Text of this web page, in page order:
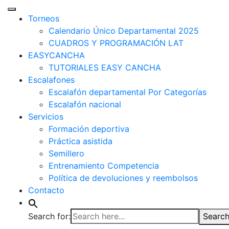
Torneos
Calendario Único Departamental 2025
CUADROS Y PROGRAMACIÓN LAT
EASYCANCHA
TUTORIALES EASY CANCHA
Escalafones
Escalafón departamental Por Categorías
Escalafón nacional
Servicios
Formación deportiva
Práctica asistida
Semillero
Entrenamiento Competencia
Política de devoluciones y reembolsos
Contacto
Search for: